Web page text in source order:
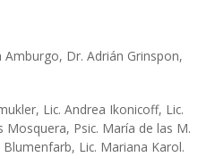
Amburgo, Dr. Adrián Grinspon,
Lic. Andrea Ikonicoff, Lic.
Mosquera, Psic. María de las M.
Lic. Mariana Karol.